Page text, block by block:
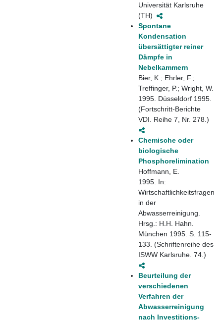
Universität Karlsruhe
(TH)
Spontane
Kondensation
übersättigter reiner
Dämpfe in
Nebelkammern
Bier, K.; Ehrler, F.;
Treffinger, P.; Wright, W.
1995. Düsseldorf 1995.
(Fortschritt-Berichte
VDI. Reihe 7, Nr. 278.)
Chemische oder
biologische
Phosphorelimination
Hoffmann, E.
1995. In:
Wirtschaftlichkeitsfragen
in der
Abwasserreinigung.
Hrsg.: H.H. Hahn.
München 1995. S. 115-
133. (Schriftenreihe des
ISWW Karlsruhe. 74.)
Beurteilung der
verschiedenen
Verfahren der
Abwasserreinigung
nach Investitions-